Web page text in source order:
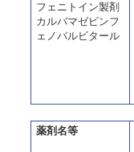
フェニトイン製剤
カルバマゼピンフ
ェノバルビタール
薬剤名等